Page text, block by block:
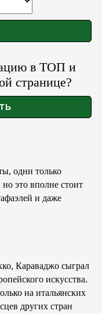
в ТОП и
странице?
одни только
это вполне стоит
и даже
Караваджо сыграл
искусства.
на итальянских
других стран